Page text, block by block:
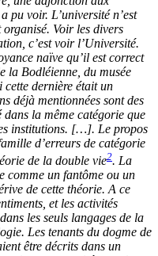
pu voir. L’université n’est
Voir les divers
c’est voir l’Université.
naïve qu’il est correct
la Bodléienne, du musée
cette dernière était un
déjà mentionnées sont des
la même catégorie que
institutions. […]. Le propos
d’erreurs de catégorie
de la double vie2. La
comme un fantôme ou un
de cette théorie. A ce
et les activités
les seuls langages de la
Les tenants du dogme de
être décrits dans un